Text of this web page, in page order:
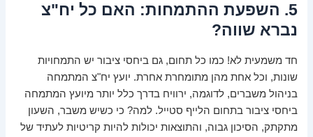
5. השפעת ההתמחות: האם כל יח"צ
נברא שווה?
חד משמעית לא! כמו כל תחום, גם ביחסי ציבור יש התמחויות
שונות, וכל אחת מהן מתומחרת אחרת. יועץ יח"צ המתמחה
בניהול משברים, לדוגמה, ירוויח בדרך כלל יותר מיועץ המתמחה
ביחסי ציבור בתחום הלייף סטייל. למה? כי כשיש משבר, השעון
מתקתק, הסיכון גבוה, והתוצאות יכולות להיות קריטיות לעתיד של